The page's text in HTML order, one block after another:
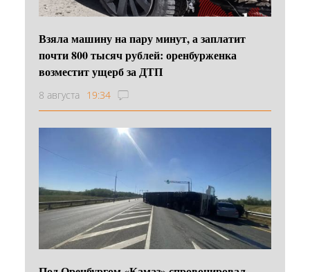
Взяла машину на пару минут, а заплатит
почти 800 тысяч рублей: оренбурженка
возместит ущерб за ДТП
8 августа 19:34